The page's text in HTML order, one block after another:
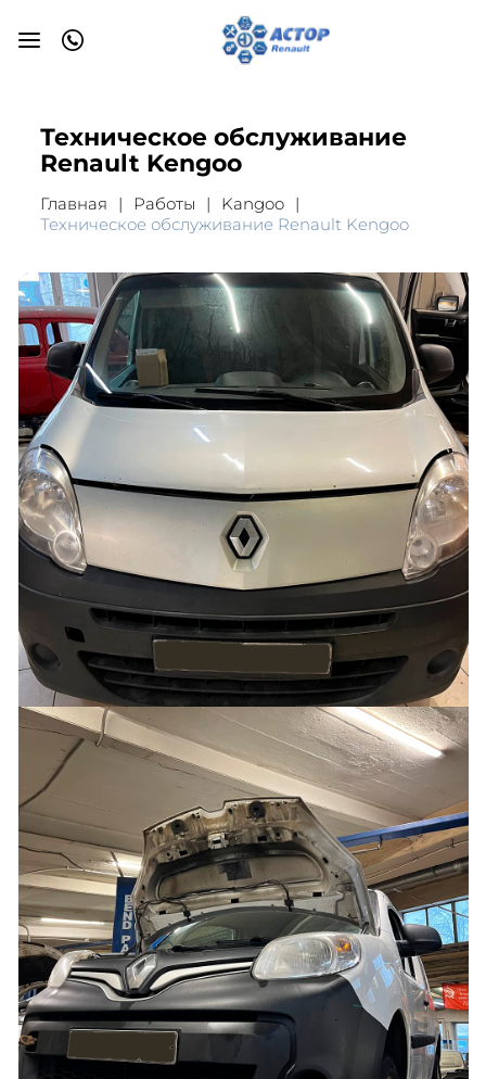
Техническое обслуживание
Renault Kengoo
Главная Работы
Kangoo
Техническое обслуживание Renault Kengoo